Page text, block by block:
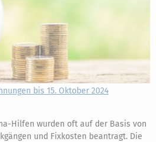
bis 15. Oktober 2024
Hilfen wurden oft auf der Basis von
und Fixkosten beantragt. Die